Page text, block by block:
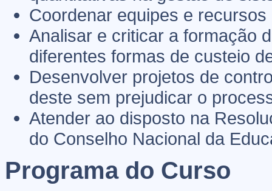
Coordenar equipes e
Analisar e criticar a formação
diferentes formas de custeio
Desenvolver projetos de
deste sem prejudicar o
Atender ao disposto na
do Conselho Nacional da
Programa do Curso